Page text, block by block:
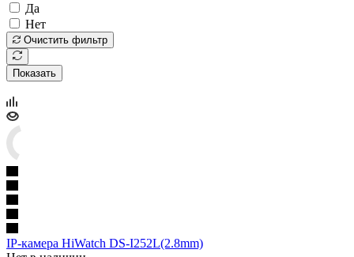
Да
Нет
Очистить фильтр
Показать
IP-камера HiWatch DS-I252L(2.8mm)